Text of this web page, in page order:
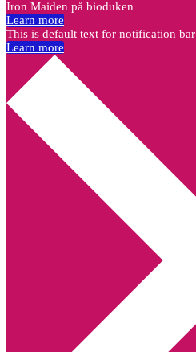
Iron Maiden på bioduken
Learn more
This is default text for notification bar
Learn more